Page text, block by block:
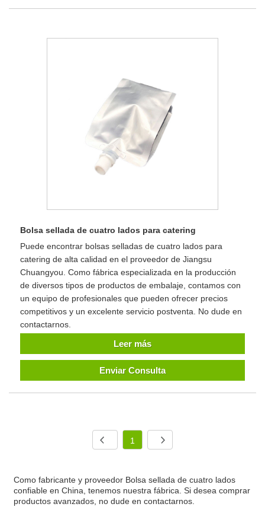
Bolsa sellada de cuatro lados para catering
Puede encontrar bolsas selladas de cuatro lados para
catering de alta calidad en el proveedor de Jiangsu
Chuangyou. Como fábrica especializada en la producción
de diversos tipos de productos de embalaje, contamos con
un equipo de profesionales que pueden ofrecer precios
competitivos y un excelente servicio postventa. No dude en
contactarnos.
Leer más
Enviar Consulta
1
Como fabricante y proveedor Bolsa sellada de cuatro lados
confiable en China, tenemos nuestra fábrica. Si desea comprar
productos avanzados, no dude en contactarnos.